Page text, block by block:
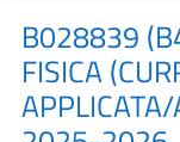
B028839
FISICA